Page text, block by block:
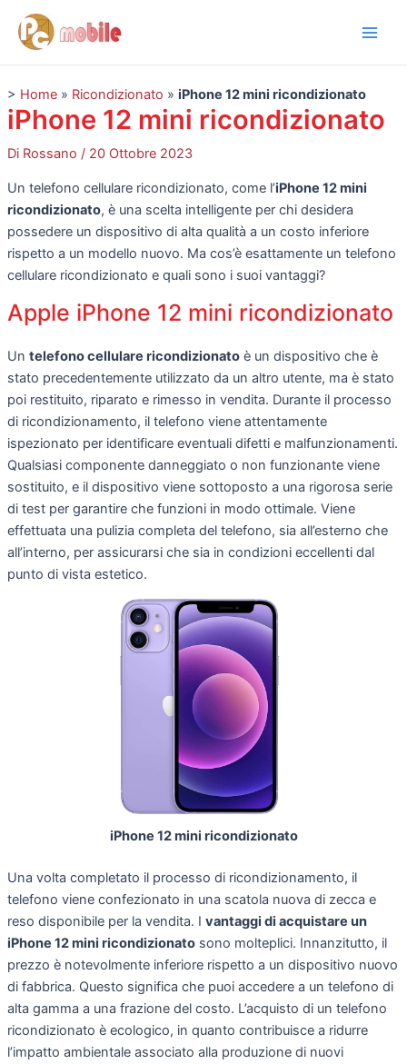
contenuto
> Home» Ricondizionato » iPhone 12 mini ricondizionato
iPhone 12 mini ricondizionato
Di Rossano / 20 Ottobre 2023
Un telefono cellulare ricondizionato, come l’iPhone 12 mini
ricondizionato, è una scelta intelligente per chi desidera
possedere un dispositivo di alta qualità a un costo inferiore
rispetto a un modello nuovo. Ma cos’è esattamente un telefono
cellulare ricondizionato e quali sono i suoi vantaggi?
Apple iPhone 12 mini ricondizionato
Un telefono cellulare ricondizionatoè un dispositivo che è
stato precedentemente utilizzato da un altro utente, ma è stato
poi restituito, riparato e rimesso in vendita. Durante il processo
di ricondizionamento, il telefono viene attentamente
ispezionato per identificare eventuali difetti e malfunzionamenti.
Qualsiasi componente danneggiato o non funzionante viene
sostituito, e il dispositivo viene sottoposto a una rigorosa serie
di test per garantire che funzioni in modo ottimale. Viene
effettuata una pulizia completa del telefono, sia all’esterno che
all’interno, per assicurarsi che sia in condizioni eccellenti dal
punto di vista estetico.
iPhone 12 mini ricondizionato
Una volta completato il processo di ricondizionamento, il
telefono viene confezionato in una scatola nuova di zecca e
reso disponibile per la vendita. I vantaggi di acquistare un
iPhone 12 mini ricondizionatosono molteplici. Innanzitutto, il
prezzo è notevolmente inferiore rispetto a un dispositivo nuovo
di fabbrica. Questo significa che puoi accedere a un telefono di
alta gamma a una frazione del costo. L’acquisto di un telefono
ricondizionato è ecologico, in quanto contribuisce a ridurre
l’impatto ambientale associato alla produzione di nuovi
Navigazione
articoli